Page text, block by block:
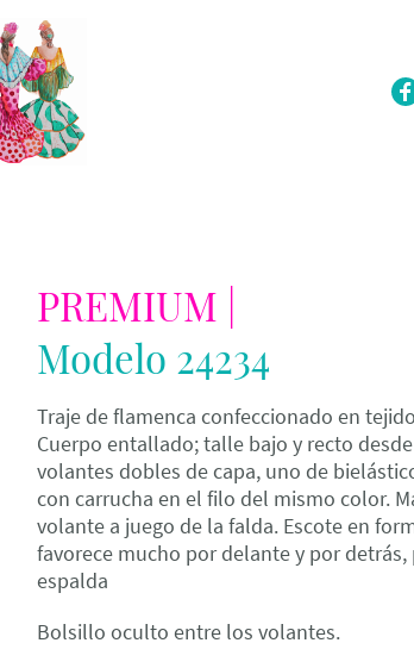
PREMIUM |
Modelo 24234
Traje de flamenca confeccionado en
Cuerpo entallado; talle bajo y recto
volantes dobles de capa, uno de
con carrucha en el filo del mismo color.
volante a juego de la falda. Escote en
favorece mucho por delante y por
espalda
Bolsillo oculto entre los volantes.